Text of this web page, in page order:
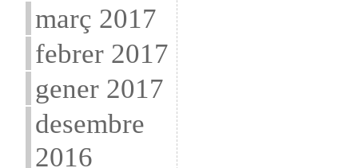
març 2017
febrer 2017
gener 2017
desembre
2016